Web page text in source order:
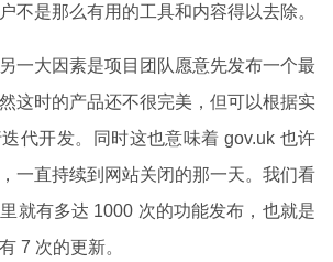
不是那么有用的工具和内容得以去除。
一大因素是项目团队愿意先发布一个最
这时的产品还不很完美，但可以根据实
代开发。同时这也意味着 gov.uk 也许
一直持续到网站关闭的那一天。我们看
就有多达 1000 次的功能发布，也就是
7 次的更新。